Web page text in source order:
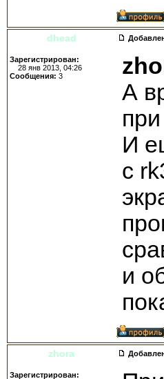
dhead
Зарегистрирован:
28 янв 2013, 04:26
Сообщения: 3
А
И
с
и
zhora
Зарегистрирован: